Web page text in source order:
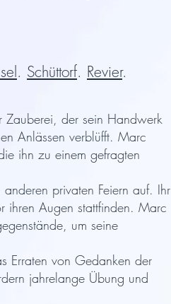
. Schüttorf. Revier.
Zauberei, der sein Handwerk
Anlässen verblüfft. Marc
ihn zu einem gefragten
privaten Feiern auf. Ihr
ihren Augen stattfinden. Marc
um seine
Erraten von Gedanken der
jahrelange Übung und